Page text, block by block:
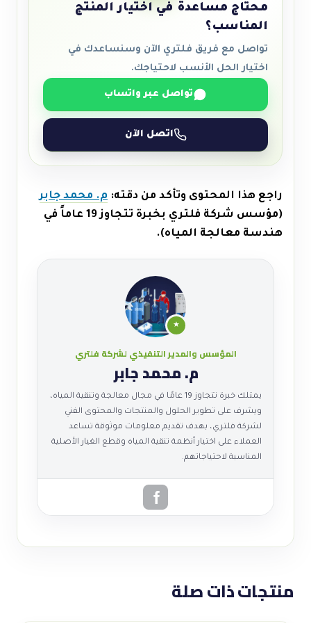
محتاج مساعدة في اختيار المنتج
المناسب؟
تواصل مع فريق فلتري الآن وسنساعدك في
اختيار الحل الأنسب لاحتياجك.
تواصل عبر واتساب
اتصل الآن
راجع هذا المحتوى وتأكد من دقته: م. محمد جابر
(مؤسس شركة فلتري بخبرة تتجاوز 19 عاماً في
هندسة معالجة المياه).
★
المؤسس والمدير التنفيذي لشركة فلتري
م. محمد جابر
يمتلك خبرة تتجاوز 19 عامًا في مجال معالجة وتنقية المياه،
ويشرف على تطوير الحلول والمنتجات والمحتوى الفني
لشركة فلتري، بهدف تقديم معلومات موثوقة تساعد
العملاء على اختيار أنظمة تنقية المياه وقطع الغيار الأصلية
المناسبة لاحتياجاتهم.
منتجات ذات صلة